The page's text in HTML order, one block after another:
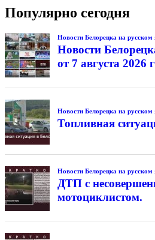
Популярно сегодня
Новости Белорецка на русском
Новости
от 7 августа
Новости Белорецка на русском
Топливная
Новости Белорецка на русском
ДТП с
мотоциклистом.